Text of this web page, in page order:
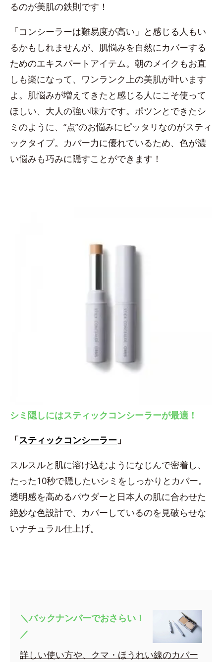
るのが美肌の鉄則です！
「コンシーラーは難易度が高い」と感じる人もい
るかもしれませんが、肌悩みを自然にカバーする
ためのエキスパートアイテム。朝のメイクもお直
しも楽になって、ワンランク上の美肌が叶います
よ。肌悩みが増えてきたと感じる人にこそ使って
ほしい、大人の強い味方です。ポツンとできたシ
ミのように、“点”のお悩みにピッタリなのがスティ
ックタイプ。カバー力に優れているため、色が濃
い悩みも巧みに隠すことができます！
シミ隠しにはスティックコンシーラーが最適！
「スティックコンシーラー 」
スルスルと肌に溶け込むようになじんで密着し、
たった10秒で隠したいシミをしっかりとカバー。
透明感を高めるパウダーと日本人の肌に合わせた
絶妙な色設計で、カバーしているのを見破らせな
いナチュラル仕上げ。
＼バックナンバーでおさらい！
／
詳しい使い方や、クマ・ほうれい線のカバー